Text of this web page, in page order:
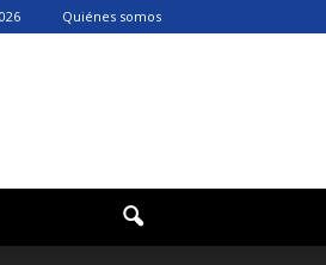
Quiénes somos